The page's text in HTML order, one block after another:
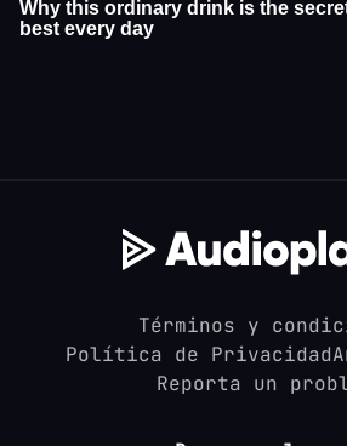
Términos y
Política de Privacidad
Reporta un